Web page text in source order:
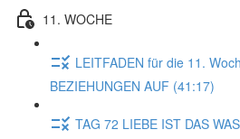
11. WOCHE
LEITFADEN für die 11.
BEZIEHUNGEN AUF (41:17)
TAG 72 LIEBE IST DAS